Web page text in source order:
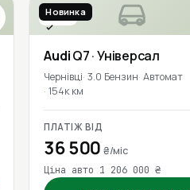
2017
Новинка
Перевірено
AudiQ7· Універсал
Чернівці 3.0 Бензин Автомат
154к км
ПЛАТІЖ ВІД
36 500₴/міс
Ціна авто 1 206 000 ₴